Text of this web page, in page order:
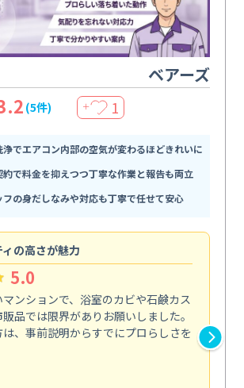
ベアーズ
(5件) ＋ 1
浄でエアコン内部の空気が変わるほどきれいに
約で料金を抑えつつ丁寧な作業と報告も両立
フの身だしなみや対応も丁寧で任せて安心
の高さが魅力
5.0
ンションで、浴室のカビや石鹸カス
品では限界がありお願いしました。
は、事前説明からすでにプロらしさを